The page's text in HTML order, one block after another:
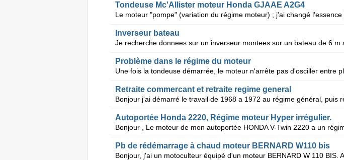
Tondeuse Mc'Allister moteur Honda GJAAE A2G4
Inverseur bateau
Problème dans le régime du moteur
Retraite commercant et retraite regime general
Autoportée Honda 2220, Régime moteur Hyper irrégulier.
Pb de rédémarrage à chaud moteur BERNARD W110 bis